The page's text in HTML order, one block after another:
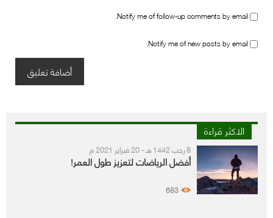
Notify me of follow-up comments by email.
Notify me of new posts by email.
الاكثر قراءة
8 رجب 1442 هـ - 20 فبراير 2021 م
أفضل الرياضات لتعزيز طول العمر!
683